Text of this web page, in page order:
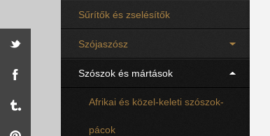
Sűrítők és zselésítők
Szójaszósz
Szószok és mártások
Afrikai és közel-keleti szószok-
pácok